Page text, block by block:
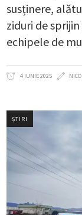
susținere,
ziduri de
echipele de
4 IUNIE 2025
ȘTIRI